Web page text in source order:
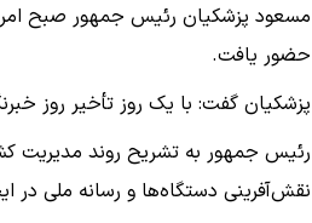
مسعود پزشکیان رئیس جمهور صبح
حضور یافت.
پزشکیان گفت: با یک روز تأخیر روز
نقش‌آفرینی دستگاه‌ها و رسانه ملی در